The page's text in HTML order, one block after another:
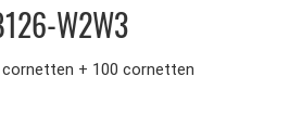
W2W3
cornetten + 100 cornetten